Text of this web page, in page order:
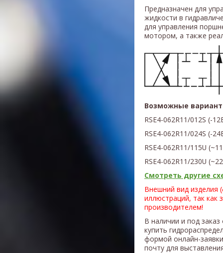
Предназначен для
жидкости в
для управления
мотором, а также
Возможные
RSE4-062R11/012S (-
RSE4-062R11/024S (-
RSE4-062R11/115U (
RSE4-062R11/230U
Смотреть другие
Внешний вид изделия
иллюстраций, так как
производителем!
В наличии и под
купить
формой онлайн-
почту для